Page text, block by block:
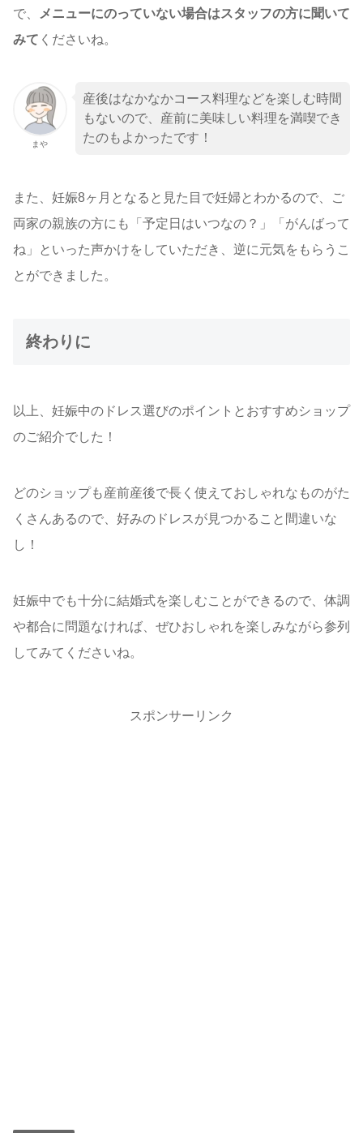
で、
メニューにのっていない場合はスタッフの方に聞いて
みて くださいね。
まや
産後はなかなかコース料理などを楽しむ時間
もないので、産前に美味しい料理を満喫でき
たのもよかったです！
また、妊娠8ヶ月となると見た目で妊婦とわかるので、ご
両家の親族の方にも「予定日はいつなの？」「がんばって
ね」といった声かけをしていただき、逆に元気をもらうこ
とができました。
終わりに
以上、妊娠中のドレス選びのポイントとおすすめショップ
のご紹介でした！
どのショップも産前産後で長く使えておしゃれなものがた
くさんあるので、好みのドレスが見つかること間違いな
し！
妊娠中でも十分に結婚式を楽しむことができるので、体調
や都合に問題なければ、ぜひおしゃれを楽しみながら参列
してみてくださいね。
スポンサーリンク